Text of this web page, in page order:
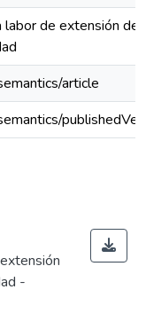
labor de extensión
article
-